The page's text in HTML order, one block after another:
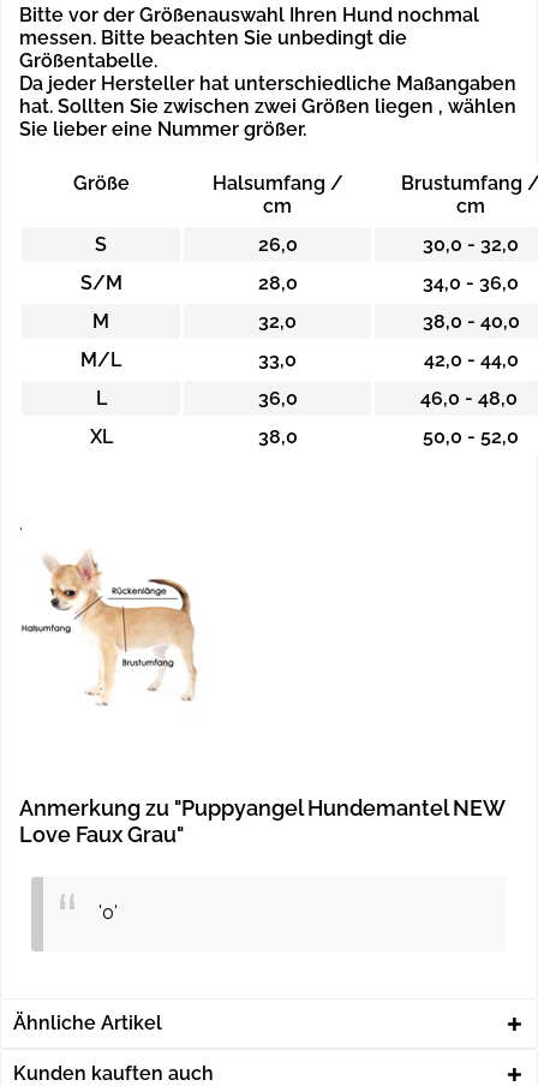
Bitte vor der Größenauswahl Ihren Hund nochmal
messen. Bitte beachten Sie unbedingt die
Größentabelle.
Da jeder Hersteller hat unterschiedliche Maßangaben
hat. Sollten Sie zwischen zwei Größen liegen , wählen
Sie lieber eine Nummer größer.
Größe
Halsumfang /
cm
Brustumfang
cm
S
26,0
30,0 - 32,0
S/M
28,0
34,0 - 36,0
M
32,0
38,0 - 40,0
M/L
33,0
42,0 - 44,0
L
36,0
46,0 - 48,0
XL
38,0 50,0 - 52,0
.
Anmerkung zu "Puppyangel Hundemantel NEW
Love Faux Grau"
'0'
Ähnliche Artikel
Kunden kauften auch